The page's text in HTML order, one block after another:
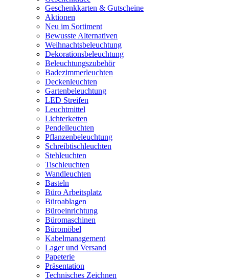
Geschenkkarten & Gutscheine
Aktionen
Neu im Sortiment
Bewusste Alternativen
Weihnachtsbeleuchtung
Dekorationsbeleuchtung
Beleuchtungszubehör
Badezimmerleuchten
Deckenleuchten
Gartenbeleuchtung
LED Streifen
Leuchtmittel
Lichterketten
Pendelleuchten
Pflanzenbeleuchtung
Schreibtischleuchten
Stehleuchten
Tischleuchten
Wandleuchten
Basteln
Büro Arbeitsplatz
Büroablagen
Büroeinrichtung
Büromaschinen
Büromöbel
Kabelmanagement
Lager und Versand
Papeterie
Präsentation
Technisches Zeichnen